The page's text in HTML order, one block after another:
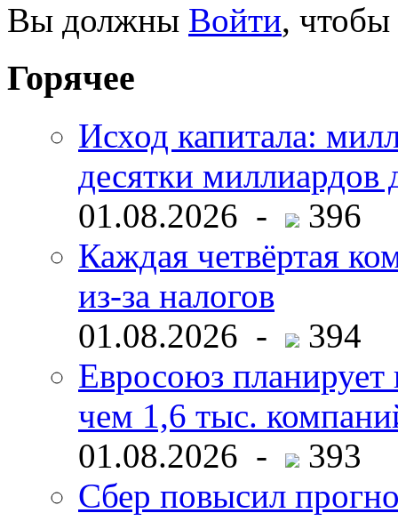
Вы должны Войти, чтобы
Горячее
Исход капитала:
десятки миллиардов
01.08.2026 -
396
Каждая четвёртая
из-за налогов
01.08.2026 -
394
Евросоюз планирует
чем 1,6 тыс.
01.08.2026 -
393
Сбер повысил